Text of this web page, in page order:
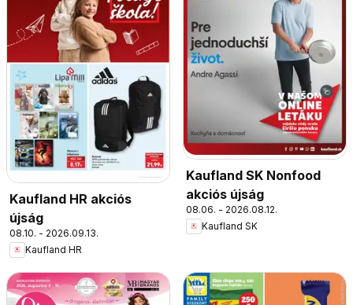
Kaufland HR akciós
újság
08.10. - 2026.09.13.
Kaufland HR
Kaufland SK Nonfood
akciós újság
08.06. - 2026.08.12.
Kaufland SK